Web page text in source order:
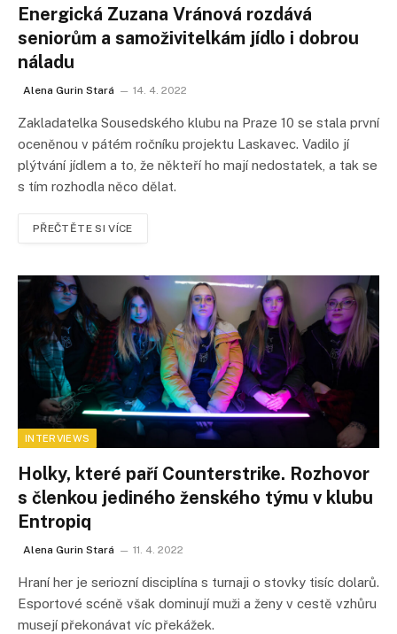
Energická Zuzana Vránová rozdává
seniorům a samoživitelkám jídlo i dobrou
náladu
Alena Gurin Stará 14. 4. 2022
Zakladatelka Sousedského klubu na Praze 10 se stala první
oceněnou v pátém ročníku projektu Laskavec. Vadilo jí
plýtvání jídlem a to, že někteří ho mají nedostatek, a tak se
s tím rozhodla něco dělat.
PŘEČTĚTE SI VÍCE
INTERVIEWS
Holky, které paří Counterstrike. Rozhovor
s členkou jediného ženského týmu v klubu
Entropiq
Alena Gurin Stará 11. 4. 2022
Hraní her je seriozní disciplína s turnaji o stovky tisíc dolarů.
Esportové scéně však dominují muži a ženy v cestě vzhůru
musejí překonávat víc překážek.